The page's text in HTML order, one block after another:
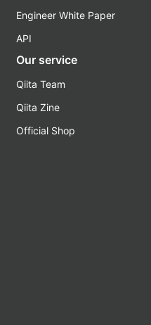
Engineer White Paper
API
Our service
Qiita Team
Qiita Zine
Official Shop